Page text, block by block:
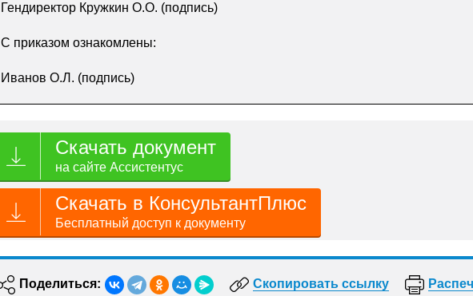
Гендиректор Кружкин О.О. (подпись)
С приказом ознакомлены:
Иванов О.Л. (подпись)
Скачать документ
на сайте Ассистентус
Скачать в КонсультантПлюс
Бесплатный доступ к документу
Поделиться: Скопировать ссылку